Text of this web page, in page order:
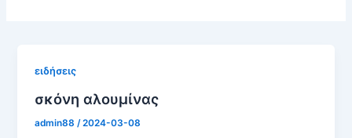
ειδήσεις
σκόνη αλουμίνας
admin88/2024-03-08